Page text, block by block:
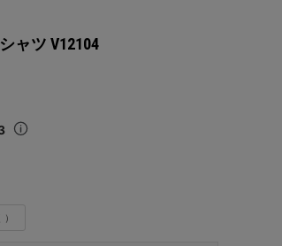
ャツ V12104